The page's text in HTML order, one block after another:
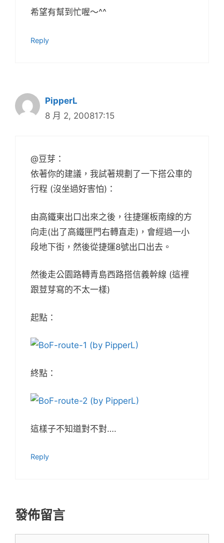
希望有幫到忙喔～^^
Reply
PipperL
8 月 2, 200817:15
@豆芽：
依著你的建議，我試著規劃了一下搭公車的
行程 (沒坐過好害怕)：
由高鐵東出口出來之後，往捷運板南線的方
向走(出了高鐵匣門右轉直走)，會經過一小
段地下街，然後從捷運8號出口出去。
然後走公園路轉青島西路搭信義幹線 (這裡
跟荳芽寫的不太一樣)
起點：
終點：
這樣子不知道對不對….
Reply
發佈留言